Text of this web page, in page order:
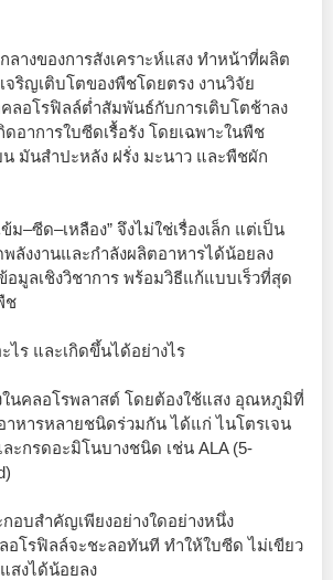
างของการสังเคราะห์แสง ทำหน้าที่ผลิต
จริญเติบโตของพืชโดยตรง งานวิจัย
ลอโรฟิลล์ต่ำสัมพันธ์กับการเติบโตช้าลง
อาการใบซีดเรื้อรัง โดยเฉพาะในพืช
น มันสำปะหลัง ฝรั่ง มะนาว และพืชผัก
ม–ซีด–เหลือง” จึงไม่ใช่เรื่องเล็ก แต่เป็น
งงานและกำลังผลิตอาหารได้น้อยลง
มูลเชิงวิชาการ พร้อมวิธีแก้แบบเร็วที่สุด
ช
ไร และเกิดขึ้นได้อย่างไร
ในคลอโรพลาสต์ โดยต้องใช้แสง อุณหภูมิที่
าหารหลายชนิดร่วมกัน ได้แก่ ไนโตรเจน
ะกรดอะมิโนบางชนิด เช่น ALA (5-
อบสำคัญเพียงอย่างใดอย่างหนึ่ง
อโรฟิลล์จะชะลอทันที ทำให้ใบซีด ไม่เขียว
สงได้น้อยลง